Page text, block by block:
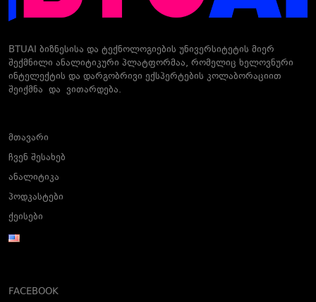
BTUAI ბიზნესისა და ტექნოლოგიების უნივერსიტეტის მიერ
შექმნილი ანალიტიკური პლატფორმაა, რომელიც ხელოვნური
ინტელექტის და დარგობრივი ექსპერტების კოლაბორაციით
შეიქმნა და ვითარდება.
მთავარი
ჩვენ შესახებ
ანალიტიკა
პოდკასტები
ქეისები
FACEBOOK